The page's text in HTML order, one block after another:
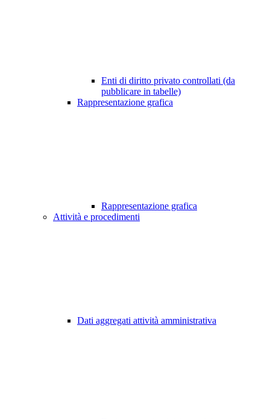
Enti di diritto privato controllati (da
pubblicare in tabelle)
Rappresentazione grafica
Rappresentazione grafica
Attività e procedimenti
Dati aggregati attività amministrativa